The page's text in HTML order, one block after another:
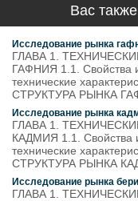
Вас
Исследование рынка
ГЛАВА 1.
ГАФНИЯ 1.1. Свойства
технические
СТРУКТУРА РЫНКА
Исследование рынка
ГЛАВА 1.
КАДМИЯ 1.1. Свойства
технические
СТРУКТУРА РЫНКА
Исследование рынка
ГЛАВА 1.